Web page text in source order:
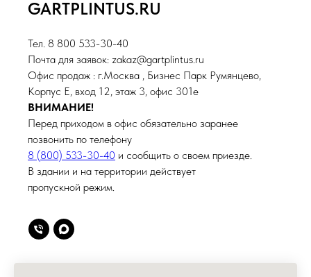
GARTPLINTUS.RU
Тел. 8 800 533-30-40
Почта для заявок: zakaz@gartplintus.ru
Офис продаж : г.Москва , Бизнес Парк Румянцево,
Корпус Е, вход 12, этаж 3, офис 301е
ВНИМАНИЕ!
Перед приходом в офис обязательно заранее
позвонить по телефону
8 (800) 533-30-40 и сообщить о своем приезде.
В здании и на территории действует
пропускной режим.